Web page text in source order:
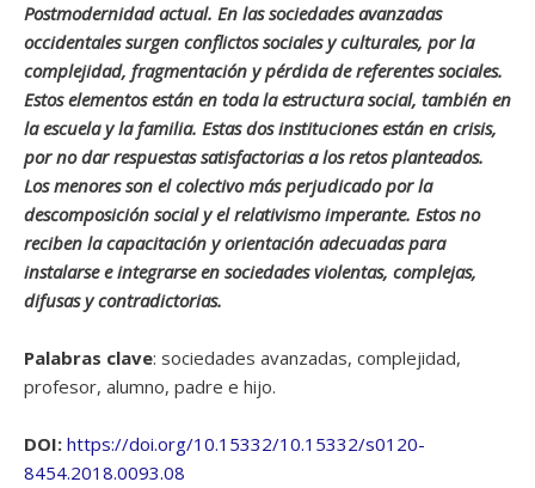
Postmodernidad actual. En las sociedades avanzadas
occidentales surgen conflictos sociales y culturales, por la
complejidad, fragmentación y pérdida de referentes sociales.
Estos elementos están en toda la estructura social, también en
la escuela y la familia. Estas dos instituciones están en crisis,
por no dar respuestas satisfactorias a los retos planteados.
Los menores son el colectivo más perjudicado por la
descomposición social y el relativismo imperante. Estos no
reciben la capacitación y orientación adecuadas para
instalarse e integrarse en sociedades violentas, complejas,
difusas y contradictorias.
Palabras clave: sociedades avanzadas, complejidad,
profesor, alumno, padre e hijo.
DOI: https://doi.org/10.15332/10.15332/s0120-
8454.2018.0093.08